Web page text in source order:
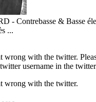
- Contrebasse & Basse
...
wrong with the twitter.
username in the
wrong with the twitter.